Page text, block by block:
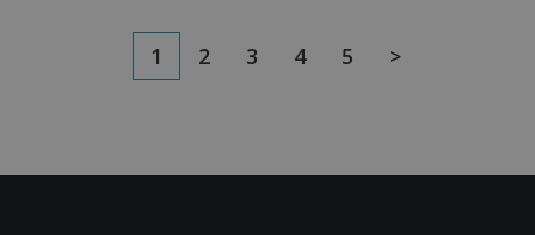
1 2 3 4 5 >